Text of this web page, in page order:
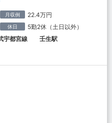
月収例 22.4万円
休日 5勤2休（土日以外）
武宇都宮線 壬生駅